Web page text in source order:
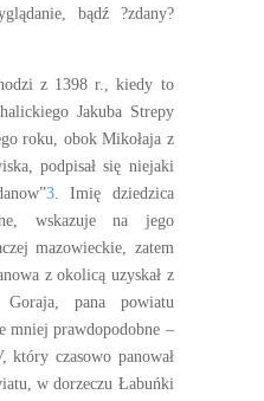
bądź ?zdany?
z 1398 r., kiedy to
Jakuba Strepy
roku, obok Mikołaja z
podpisał się niejaki
3. Imię dziedzica
wskazuje na jego
mazowieckie, zatem
z okolicą uzyskał z
pana powiatu
mniej prawdopodobne –
który czasowo panował
w dorzeczu Łabuńki